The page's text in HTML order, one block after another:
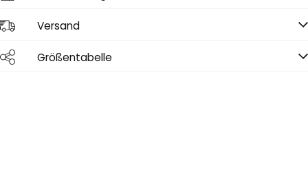
Versand
Größentabelle